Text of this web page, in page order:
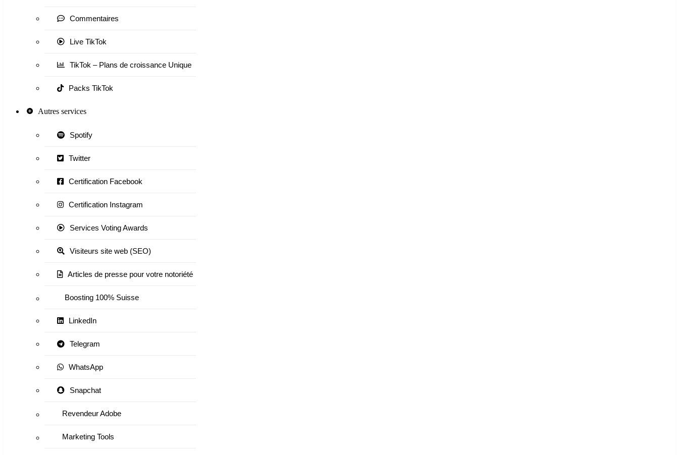
Commentaires
Live TikTok
TikTok – Plans de croissance Unique
Packs TikTok
Autres services
Spotify
Twitter
Certification Facebook
Certification Instagram
Services Voting Awards
Visiteurs site web (SEO)
Articles de presse pour votre notoriété
Boosting 100% Suisse
LinkedIn
Telegram
WhatsApp
Snapchat
Revendeur Adobe
Marketing Tools